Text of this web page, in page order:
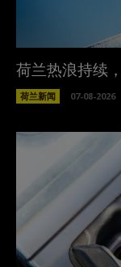
荷兰热浪持续
荷兰新闻 07-08-2026